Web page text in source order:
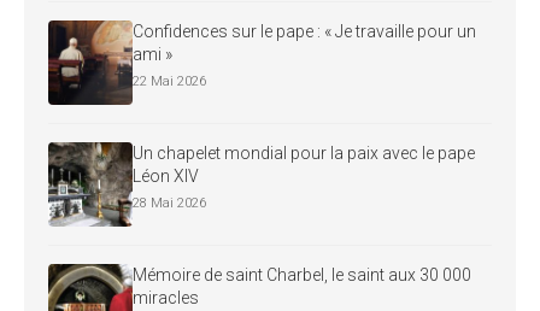
Confidences sur le pape : « Je travaille pour un
ami »
22 Mai 2026
Un chapelet mondial pour la paix avec le pape
Léon XIV
28 Mai 2026
Mémoire de saint Charbel, le saint aux 30 000
miracles